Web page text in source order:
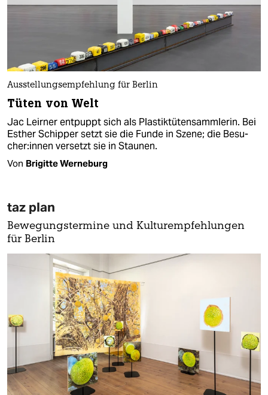
Ausstellungsempfehlung für Berlin
Tüten von Welt
Jac Leirner entpuppt sich als Plastiktütensammlerin. Bei
Esther Schipper setzt sie die Funde in Szene; die Be­su­
che­r:in­nen versetzt sie in Staunen.
Von Brigitte Werneburg
taz plan
Bewegungstermine und Kulturempfehlungen
für Berlin